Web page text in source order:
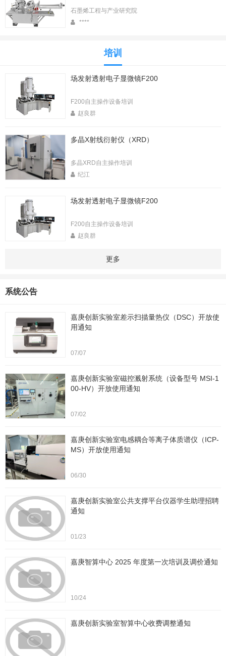
石墨烯工程与产业研究院
****
培训
场发射透射电子显微镜F200
F200自主操作设备培训
赵良群
多晶X射线衍射仪（XRD）
多晶XRD自主操作培训
纪江
场发射透射电子显微镜F200
F200自主操作设备培训
赵良群
更多
系统公告
嘉庚创新实验室差示扫描量热仪（DSC）开放使
用通知
07/07
嘉庚创新实验室磁控溅射系统（设备型号 MSI-1
00-HV）开放使用通知
07/02
嘉庚创新实验室电感耦合等离子体质谱仪（ICP-
MS）开放使用通知
06/30
嘉庚创新实验室公共支撑平台仪器学生助理招聘
通知
01/23
嘉庚智算中心 2025 年度第一次培训及调价通知
10/24
嘉庚创新实验室智算中心收费调整通知